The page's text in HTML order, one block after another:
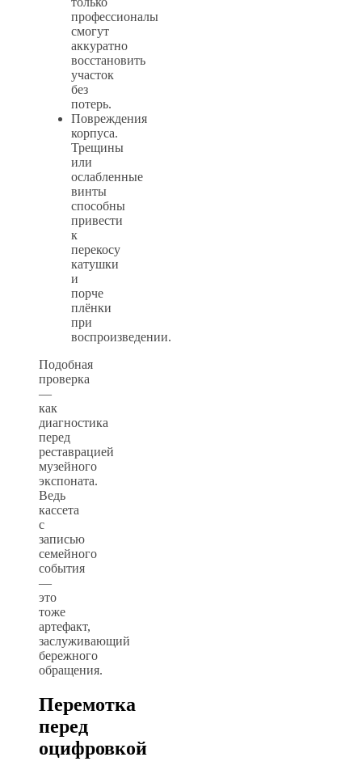
профессионалы
смогут
аккуратно
восстановить
участок
без
потерь.
Повреждения
корпуса.
Трещины
или
ослабленные
винты
способны
привести
к
перекосу
катушки
и
порче
плёнки
при
воспроизведении.
Подобная
проверка
—
как
диагностика
перед
реставрацией
музейного
экспоната.
Ведь
кассета
с
записью
семейного
события
—
это
тоже
артефакт,
заслуживающий
бережного
обращения.
Перемотка
перед
оцифровкой